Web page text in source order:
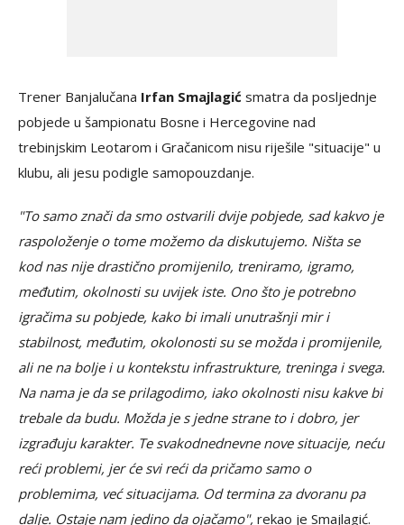
Trener Banjalučana Irfan Smajlagić smatra da posljednje
pobjede u šampionatu Bosne i Hercegovine nad
trebinjskim Leotarom i Gračanicom nisu riješile "situacije" u
klubu, ali jesu podigle samopouzdanje.
"To samo znači da smo ostvarili dvije pobjede, sad kakvo je
raspoloženje o tome možemo da diskutujemo. Ništa se
kod nas nije drastično promijenilo, treniramo, igramo,
međutim, okolnosti su uvijek iste. Ono što je potrebno
igračima su pobjede, kako bi imali unutrašnji mir i
stabilnost, međutim, okolonosti su se možda i promijenile,
ali ne na bolje i u kontekstu infrastrukture, treninga i svega.
Na nama je da se prilagodimo, iako okolnosti nisu kakve bi
trebale da budu. Možda je s jedne strane to i dobro, jer
izgrađuju karakter. Te svakodnednevne nove situacije, neću
reći problemi, jer će svi reći da pričamo samo o
problemima, već situacijama. Od termina za dvoranu pa
dalje. Ostaje nam jedino da ojačamo", rekao je Smajlagić.